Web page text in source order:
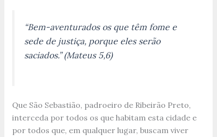
“Bem-aventurados os que têm fome e
sede de justiça, porque eles serão
saciados.”(Mateus 5,6)
Que São Sebastião, padroeiro de Ribeirão Preto,
interceda por todos os que habitam esta cidade e
por todos que, em qualquer lugar, buscam viver